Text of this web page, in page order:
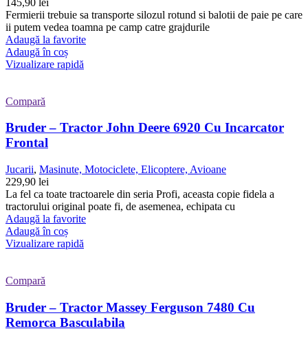
Fermierii trebuie sa transporte silozul rotund si balotii de paie pe care
ii putem vedea toamna pe camp catre grajdurile
Adaugă la favorite
Adaugă în coș
Vizualizare rapidă
Compară
Bruder – Tractor John Deere 6920 Cu Incarcator
Frontal
Jucarii, Masinute, Motociclete, Elicoptere, Avioane
229,90 lei
La fel ca toate tractoarele din seria Profi, aceasta copie fidela a
tractorului original poate fi, de asemenea, echipata cu
Adaugă la favorite
Adaugă în coș
Vizualizare rapidă
Compară
Bruder – Tractor Massey Ferguson 7480 Cu
Remorca Basculabila